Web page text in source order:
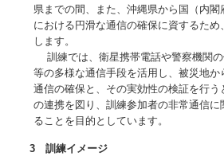
県までの間、また、沖縄県から国（内
における円滑な通信の確保に資するた
します。
訓練では、衛星携帯電話や警察機関の
等の多様な通信手段を活用し、被災地
通信の確保と、その実効性の検証を行う
の連携を図り、訓練参加者の非常通信に
ることを目的としています。
3 訓練イメージ